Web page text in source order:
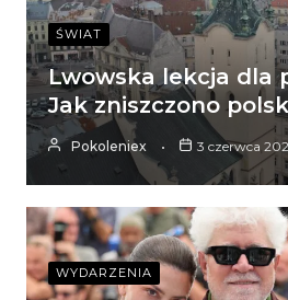
ŚWIAT
Lwowska lekcja dla
Jak zniszczono
Pokoleniex 3 czerwca
WYDARZENIA